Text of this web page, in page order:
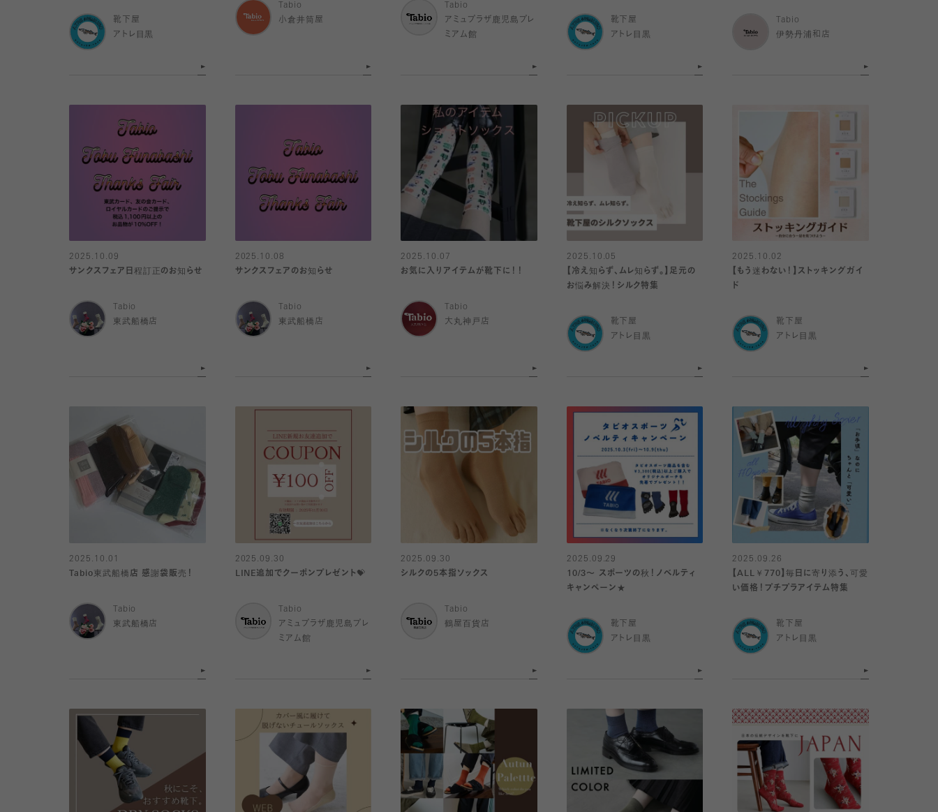
靴下屋
アトレ目黒
Tabio
小倉井筒屋
Tabio
アミュプラザ鹿児島プレ
ミアム館
靴下屋
アトレ目黒
Tabio
伊勢丹浦和店
2025.10.09
サンクスフェア日程訂正のお知らせ
Tabio
東武船橋店
2025.10.08
サンクスフェアのお知らせ
Tabio
東武船橋店
2025.10.07
お気に入りアイテムが靴下に！！
Tabio
大丸神戸店
2025.10.05
【冷え知らず、ムレ知らず。】足元の
お悩み解決！シルク特集
靴下屋
アトレ目黒
2025.10.02
【もう迷わない！】ストッキングガイ
ド
靴下屋
アトレ目黒
2025.10.01
Tabio東武船橋店 感謝袋販売！
Tabio
東武船橋店
2025.09.30
LINE追加でクーポンプレゼント💝
Tabio
アミュプラザ鹿児島プレ
ミアム館
2025.09.30
シルクの5本指ソックス
Tabio
鶴屋百貨店
2025.09.29
10/3〜 スポーツの秋！ノベルティ
キャンペーン★
靴下屋
アトレ目黒
2025.09.26
【ALL￥770】毎日に寄り添う、可愛
い価格！プチプラアイテム特集
靴下屋
アトレ目黒